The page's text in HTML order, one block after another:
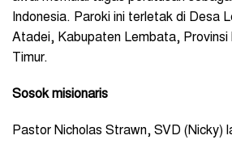
Indonesia. Paroki ini terletak di Desa
Atadei, Kabupaten Lembata, Provinsi
Timur.
Sosok misionaris
Pastor Nicholas Strawn, SVD (Nicky)